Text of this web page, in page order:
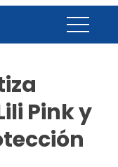
Pink y